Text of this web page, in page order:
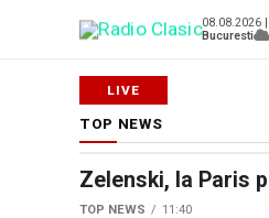
08.08.2026
Bucuresti
TOP NEWS
Zelenski, la Paris
TOP NEWS 11:40